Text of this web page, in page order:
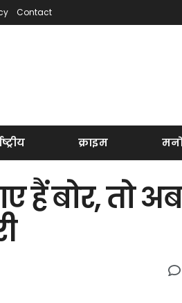
Contact
क्राइम
हैं बोर, तो अब